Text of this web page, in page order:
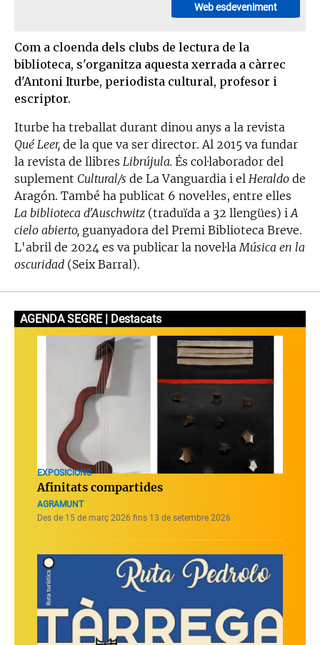
Web esdeveniment
Com a cloenda dels clubs de lectura de la
biblioteca, s'organitza aquesta xerrada a càrrec
d'Antoni Iturbe, periodista cultural, profesor i
escriptor.
Iturbe ha treballat durant dinou anys a la revista
Qué Leer, de la que va ser director. Al 2015 va fundar
la revista de llibres Librújula. És col·laborador del
suplement Cultural/s de La Vanguardia i el Heraldo de
Aragón. També ha publicat 6 novel·les, entre elles
La biblioteca d'Auschwitz (traduïda a 32 llengües) i A
cielo abierto, guanyadora del Premi Biblioteca Breve.
L'abril de 2024 es va publicar la novel·la Música en la
oscuridad (Seix Barral).
AGENDA SEGRE | Destacats
EXPOSICIONS
Afinitats compartides
AGRAMUNT
Des de 15 de març 2026 fins 13 de setembre 2026